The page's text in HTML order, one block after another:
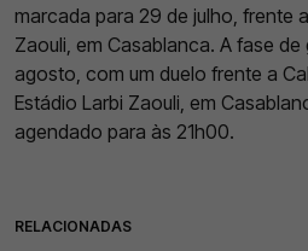
marcada para 29 de julho, frente
Zaouli, em Casablanca. A fase
agosto, com um duelo frente a
Estádio Larbi Zaouli, em
agendado para às 21h00.
RELACIONADAS